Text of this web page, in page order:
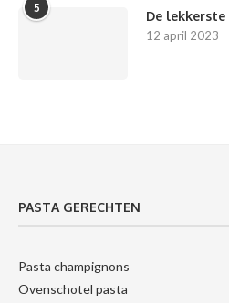
5
De
12 april 2023
PASTA GERECHTEN
Pasta champignons
Ovenschotel pasta